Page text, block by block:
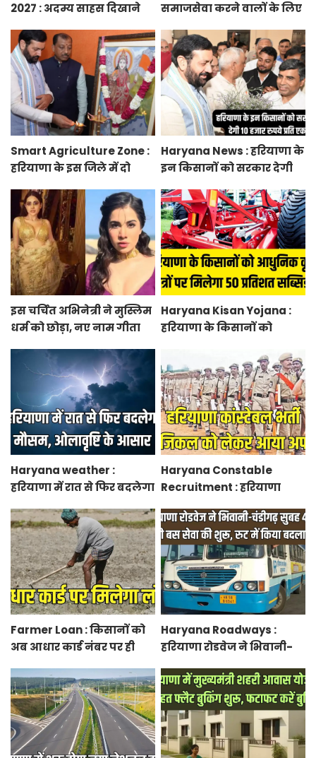
2027 : अदम्य साहस दिखाने
प्रधानमंत्री राष्ट्रीय बाल
पुरस्कार-2027, ऐसे करें
आवेदन
समाजसेवा करने वालों के लिए
निकाले पद्म पुरस्कार-2027 के
लिए आवेदन
Smart Agriculture Zone :
हरियाणा के इस जिले में दो
एग्रीकल्चर जोन
Haryana News : हरियाणा के
इन किसानों को सरकार देगी
सीएम सैनी की घोषणा
इस चर्चित अभिनेत्री ने मुस्लिम
धर्म को छोड़ा, नए नाम गीता
Haryana Kisan Yojana :
हरियाणा के किसानों को
50 प्रतिशत सब्सिडी, फटाफट
करें आवेदन
Haryana weather :
हरियाणा में रात से फिर बदलेगा
Haryana Constable
Recruitment : हरियाणा
लेकर आया अपडेट, हर पद के
लिए 55 युवाओं ने किया
आवेदन
Farmer Loan : किसानों को
अब आधार कार्ड नंबर पर ही
से एमओयू करेगी सरकार
Haryana Roadways :
हरियाणा रोडवेज ने भिवानी-
रुट में किया बदलाव